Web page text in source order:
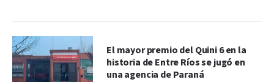
El mayor premio del Quini 6 en la
historia de Entre Ríos se jugó en
una agencia de Paraná